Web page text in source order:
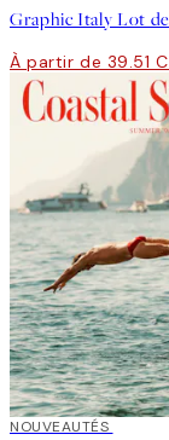
Graphic Italy Lot
À partir de 39.51
NOUVEAUTÉS